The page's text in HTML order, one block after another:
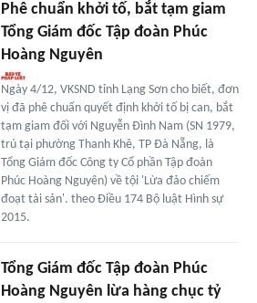
Phê chuẩn khởi tố, bắt tạm giam
Tổng Giám đốc Tập đoàn Phúc
Hoàng Nguyên
Ngày 4/12, VKSND tỉnh Lạng Sơn cho biết, đơn
vị đã phê chuẩn quyết định khởi tố bị can, bắt
tạm giam đối với Nguyễn Đình Nam (SN 1979,
trú tại phường Thanh Khê, TP Đà Nẵng, là
Tổng Giám đốc Công ty Cổ phần Tập đoàn
Phúc Hoàng Nguyên) về tội 'Lừa đảo chiếm
đoạt tài sản'. theo Điều 174 Bộ luật Hình sự
2015.
Tổng Giám đốc Tập đoàn Phúc
Hoàng Nguyên lừa hàng chục tỷ